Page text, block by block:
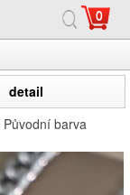
0
detail
barva